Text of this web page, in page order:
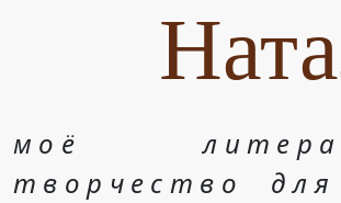
моё
творчество